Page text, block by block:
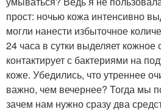
прост: ночью кожа интенсивно
могли нанести избыточное
24 часа в сутки выделяет кожное
контактирует с бактериями на
коже. Убедились, что утреннее
важно, чем вечернее? Тогда мы
зачем нам нужно сразу два